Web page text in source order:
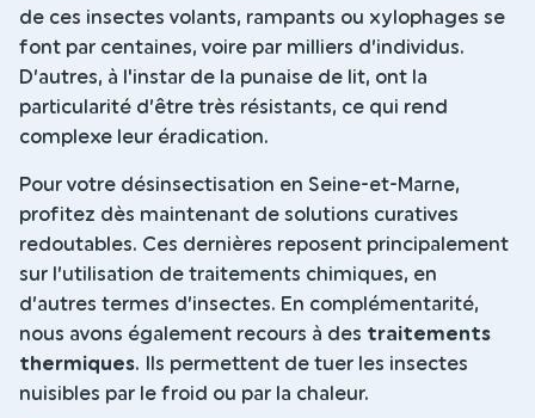
de ces insectes volants, rampants ou xylophages se
font par centaines, voire par milliers d’individus.
D’autres, à l'instar de la punaise de lit, ont la
particularité d’être très résistants, ce qui rend
complexe leur éradication.
Pour votre désinsectisation en Seine-et-Marne,
profitez dès maintenant de solutions curatives
redoutables. Ces dernières reposent principalement
sur l’utilisation de traitements chimiques, en
d’autres termes d’insectes. En complémentarité,
nous avons également recours à des traitements
thermiques. Ils permettent de tuer les insectes
nuisibles par le froid ou par la chaleur.